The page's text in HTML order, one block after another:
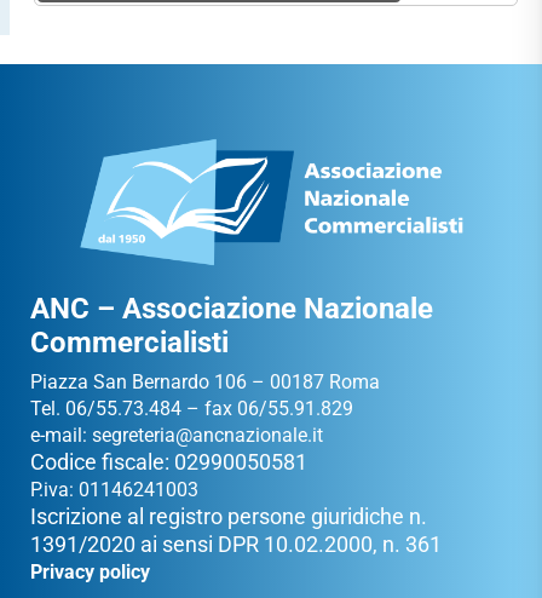
ANC – Associazione Nazionale
Commercialisti
Piazza San Bernardo 106 – 00187 Roma
Tel. 06/55.73.484 – fax 06/55.91.829
e-mail: segreteria@ancnazionale.it
Codice fiscale: 02990050581
P.iva: 01146241003
Iscrizione al registro persone giuridiche n.
1391/2020 ai sensi DPR 10.02.2000, n. 361
Privacy policy